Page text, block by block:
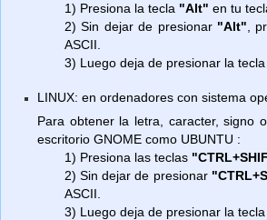
1) Presiona la tecla "Alt" en tu
2) Sin dejar de presionar "Alt" ,
ASCII.
3) Luego deja de presionar la tecla
LINUX: en ordenadores con sistema
Para obtener la letra, caracter, signo
escritorio GNOME como UBUNTU :
1) Presiona las teclas
2) Sin dejar de presionar
ASCII.
3) Luego deja de presionar la tecla